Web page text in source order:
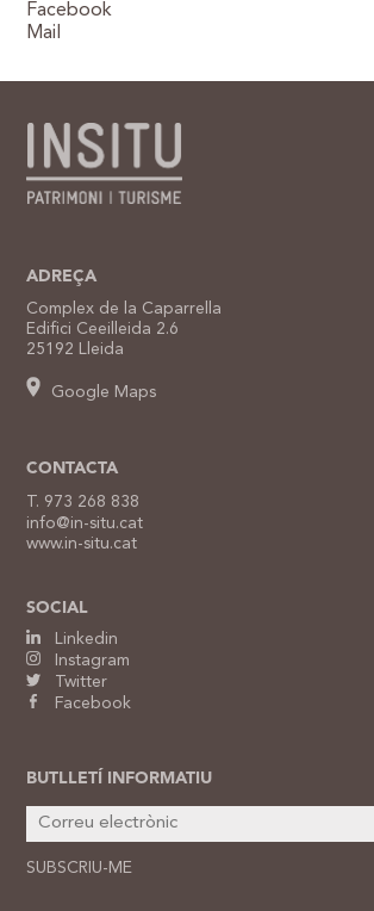
Facebook
Mail
ADREÇA
Complex de la Caparrella
Edifici Ceeilleida 2.6
25192 Lleida
Google Maps
CONTACTA
T. 973 268 838
info@in-situ.cat
www.in-situ.cat
SOCIAL
Linkedin
Instagram
Twitter
Facebook
BUTLLETÍ INFORMATIU